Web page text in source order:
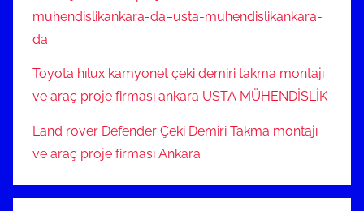
muhendislikankara-da–usta-muhendislikankara-
da
Toyota hılux kamyonet çeki demiri takma montajı
ve araç proje firması ankara USTA MÜHENDİSLİK
Land rover Defender Çeki Demiri Takma montajı
ve araç proje firması Ankara